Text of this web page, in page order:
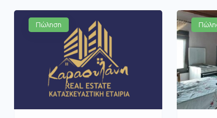
Πώληση